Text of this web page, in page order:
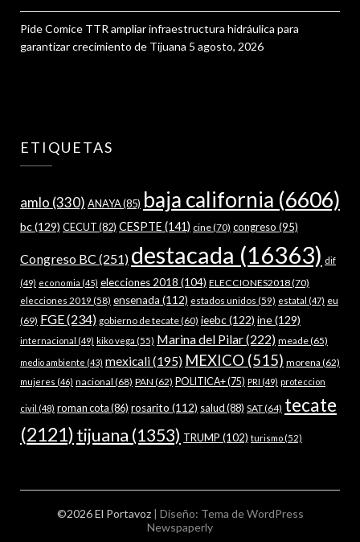
Pide Comice TTR ampliar infraestructura hidráulica para
garantizar crecimiento de Tijuana 5 agosto, 2026
ETIQUETAS
amlo (330) ANAYA(85) baja california (6606)
bc(129) CECUT(82) CESPTE (141) cine(70) congreso (95)
Congreso BC (251) destacada (16363) dif
(49) economia (45) elecciones 2018 (104) ELECCIONES2018(70)
elecciones 2019 (58) ensenada (112) estados unidos (59) estatal (47) eu
(69) FGE(234) gobierno de tecate(60) ieebc(122) ine(129)
internacional (49) kiko vega (55) Marina del Pilar(222) meade(65)
medio ambiente (43) mexicali(195) MEXICO (515) morena (62)
mujeres (46) nacional (68) PAN (62) POLITICA+(75) PRI (49) proteccion
civil (48) roman cota(86) rosarito (112) salud(88) SAT(64) tecate
(2121) tijuana (1353) TRUMP (102) turismo (52)
©2026 El Portavoz | Diseño: Tema de WordPress
Newspaperly